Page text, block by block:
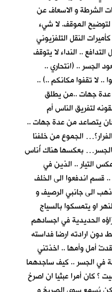
الشرطة و الاسعاف عن
لتوضيح الموقف. لا شيء
النقل التلفزيوني
.. النداء لا يتوقف
الجسر .. (انتحاري ..
.. لا تقفوا مكانكم ..) ..
جهات ..من يطلق
لتفريق الناس أم
يتصاعد من عدة جهات ..
الجموع من خلفنا
بعكسها هناك أُناس
التيار .. الذين في
قسم اندفعوا الى الخلف
الى جانبي الرصيف و
او يتمسكوا بالسياج
الحديدية في اجسادهم
دون ارادته ارضا فداسته
أمل وأمها .. اخذتني
في الجسر .. كيف ساجدهما
؟ كان أمرا عبثيا ان اصرخ